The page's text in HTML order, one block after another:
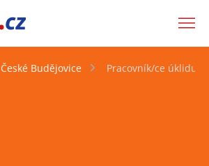
České Budějovice Pracovník/ce úklidu –